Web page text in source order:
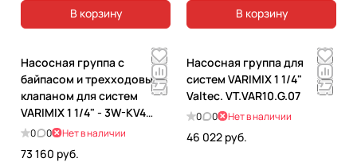
В корзину
В корзину
Насосная группа с
байпасом и трехходовым
клапаном для систем
VARIMIX 1 1/4" - 3W-KV4
Valtec. VT.VAR20.G.07
0 0 Нет в наличии
73 160 руб.
Насосная группа для
систем VARIMIX 1 1/4"
Valtec. VT.VAR10.G.07
0 0 Нет в наличии
46 022 руб.